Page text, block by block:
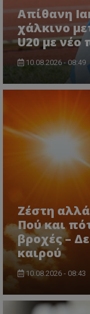
Απίθανη
χάλκινο
U20 με νέο
10.08.2026 - 08:49
Ζέστη
Πού και
βροχές –
καιρού
10.08.2026 - 08:43